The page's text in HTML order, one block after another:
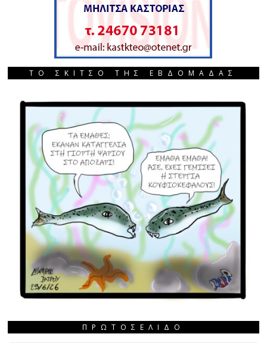
ΤΟ ΣΚΙΤΣΟ ΤΗΣ ΕΒΔΟΜΑΔΑΣ
ΠΡΩΤΟΣΈΛΙΔΟ